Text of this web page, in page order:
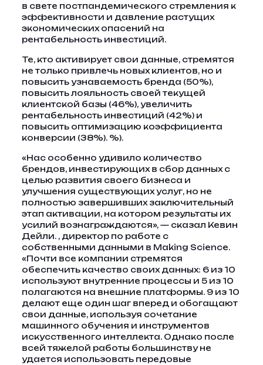
в свете постпандемического стремления к
эффективности и давление растущих
экономических опасений на
рентабельность инвестиций.
Те, кто активирует свои данные, стремятся
не только привлечь новых клиентов, но и
повысить узнаваемость бренда (50%),
повысить лояльность своей текущей
клиентской базы (46%), увеличить
рентабельность инвестиций (42%) и
повысить оптимизацию коэффициента
конверсии (38%). %).
«Нас особенно удивило количество
брендов, инвестирующих в сбор данных с
целью развития своего бизнеса и
улучшения существующих услуг, но не
полностью завершивших заключительный
этап активации, на котором результаты их
усилий вознаграждаются», — сказал Кевин
Дейли. , директор по работе с
собственными данными в Making Science.
«Почти все компании стремятся
обеспечить качество своих данных: 6 из 10
используют внутренние процессы и 5 из 10
полагаются на внешние платформы. 9 из 10
делают еще один шаг вперед и обогащают
свои данные, используя сочетание
машинного обучения и инструментов
искусственного интеллекта. Однако после
всей тяжелой работы большинству не
удается использовать передовые